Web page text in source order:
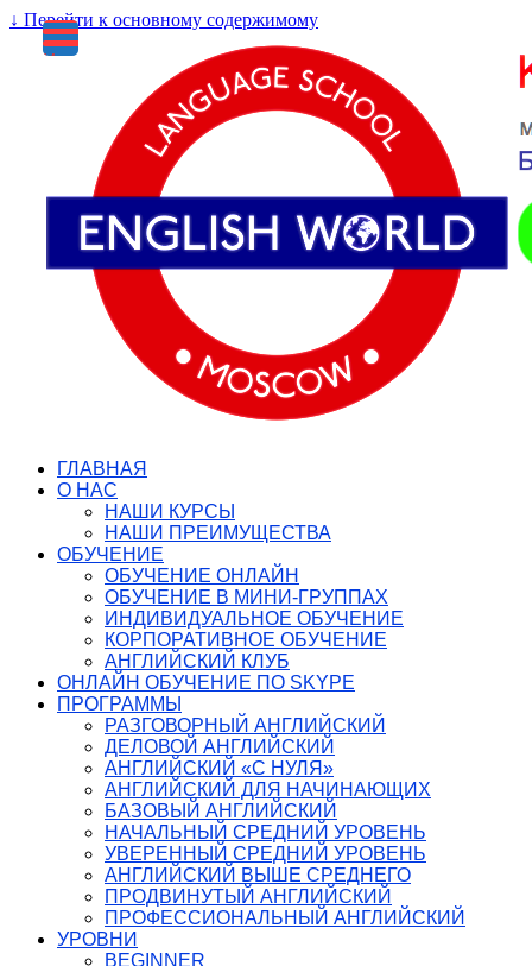
↓ Перейти к основному содержимому
ГЛАВНАЯ
О НАС
НАШИ КУРСЫ
НАШИ ПРЕИМУЩЕСТВА
ОБУЧЕНИЕ
ОБУЧЕНИЕ ОНЛАЙН
ОБУЧЕНИЕ В МИНИ-ГРУППАХ
ИНДИВИДУАЛЬНОЕ ОБУЧЕНИЕ
КОРПОРАТИВНОЕ ОБУЧЕНИЕ
АНГЛИЙСКИЙ КЛУБ
ОНЛАЙН ОБУЧЕНИЕ ПО SKYPE
ПРОГРАММЫ
РАЗГОВОРНЫЙ АНГЛИЙСКИЙ
ДЕЛОВОЙ АНГЛИЙСКИЙ
АНГЛИЙСКИЙ «С НУЛЯ»
АНГЛИЙСКИЙ ДЛЯ НАЧИНАЮЩИХ
БАЗОВЫЙ АНГЛИЙСКИЙ
НАЧАЛЬНЫЙ СРЕДНИЙ УРОВЕНЬ
УВЕРЕННЫЙ СРЕДНИЙ УРОВЕНЬ
АНГЛИЙСКИЙ ВЫШЕ СРЕДНЕГО
ПРОДВИНУТЫЙ АНГЛИЙСКИЙ
ПРОФЕССИОНАЛЬНЫЙ АНГЛИЙСКИЙ
УРОВНИ
BEGINNER
Меню